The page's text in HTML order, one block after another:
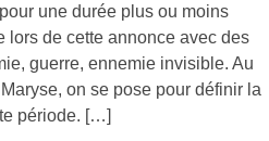
une durée plus ou moins
de cette annonce avec des
guerre, ennemie invisible. Au
on se pose pour définir la
période. […]